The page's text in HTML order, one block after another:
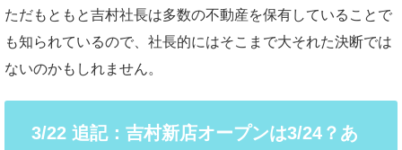
ただもともと吉村社長は多数の不動産を保有していることで
も知られているので、社長的にはそこまで大それた決断では
ないのかもしれません。
3/22 追記：吉村新店オープンは3/24？あ